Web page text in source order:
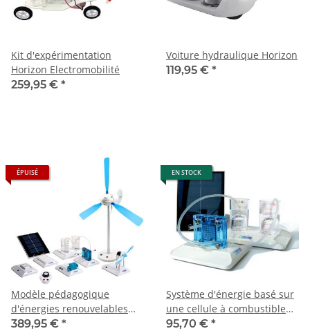
Kit d'expérimentation
Horizon Electromobilité
259,95 € *
Voiture hydraulique Horizon
119,95 € *
ÉPUISÉ
Modèle pédagogique
d'énergies renouvelables
Horizon
389,95 € *
EN STOCK
Système d'énergie basé sur
une cellule à combustible
Horizon Solar
95,70 € *